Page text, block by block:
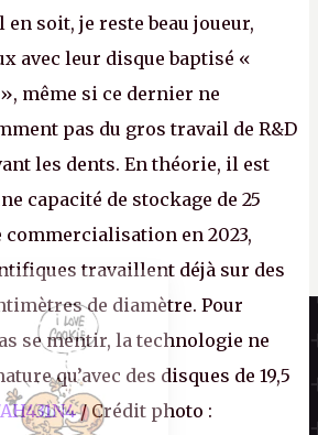
en soit, je reste beau joueur,
avec leur disque baptisé «
même si ce dernier ne
pas du gros travail de R&D
les dents. En théorie, il est
capacité de stockage de 25
commercialisation en 2023,
travaillent déjà sur des
de diamètre. Pour
se mentir, la technologie ne
qu’avec des disques de 19,5
/ Crédit photo :
Kiosque numérique
Boutique
!
tracker
personne ses
et se limite